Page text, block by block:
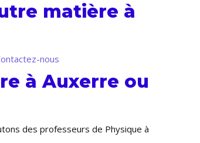
matière à
nous
à Auxerre ou
des professeurs de Physique à